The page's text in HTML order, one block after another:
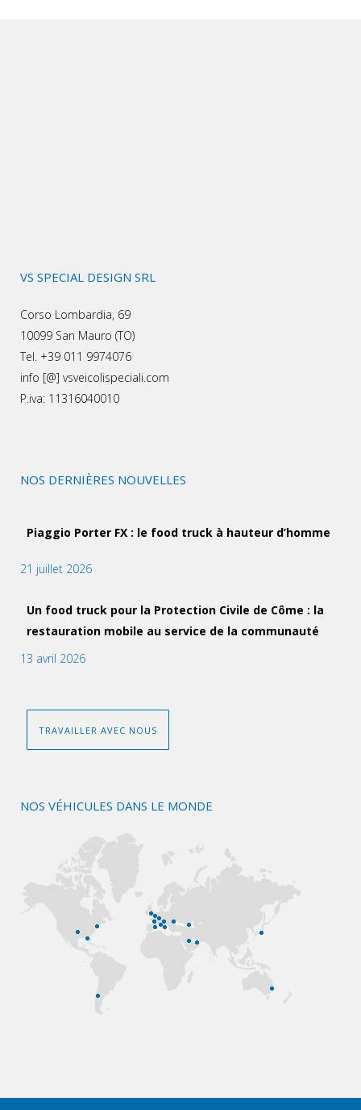
VS SPECIAL DESIGN SRL
Corso Lombardia, 69
10099 San Mauro (TO)
Tel. +39 011 9974076
info [@] vsveicolispeciali.com
P.iva: 11316040010
NOS DERNIÈRES NOUVELLES
Piaggio Porter FX : le food truck à hauteur d’homme
21 juillet 2026
Un food truck pour la Protection Civile de Côme : la
restauration mobile au service de la communauté
13 avril 2026
TRAVAILLER AVEC NOUS
NOS VÉHICULES DANS LE MONDE